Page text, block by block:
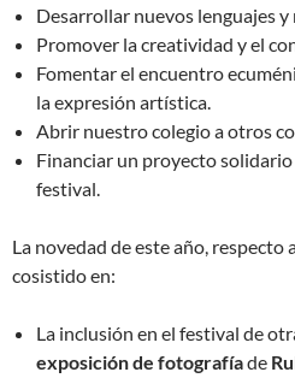
Desarrollar nuevos lenguajes
Promover la creatividad y el
Fomentar el encuentro
la expresión artística.
Abrir nuestro colegio a otros
Financiar un proyecto
festival.
La novedad de este año, respecto
cosistido en:
La inclusión en el festival de
exposición de fotografíade